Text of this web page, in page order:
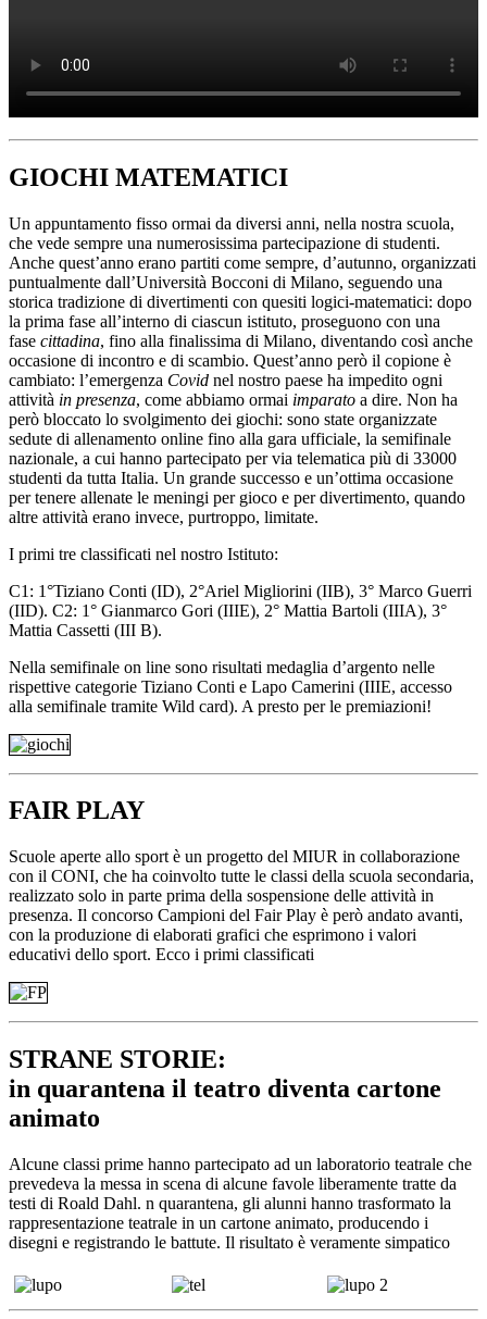
GIOCHI MATEMATICI
Un appuntamento fisso ormai da diversi anni, nella nostra scuola,
che vede sempre una numerosissima partecipazione di studenti.
Anche quest’anno erano partiti come sempre, d’autunno, organizzati
puntualmente dall’Università Bocconi di Milano, seguendo una
storica tradizione di divertimenti con quesiti logici-matematici: dopo
la prima fase all’interno di ciascun istituto, proseguono con una
fase cittadina, fino alla finalissima di Milano, diventando così anche
occasione di incontro e di scambio. Quest’anno però il copione è
cambiato: l’emergenza Covid nel nostro paese ha impedito ogni
attività in presenza, come abbiamo ormai imparato a dire. Non ha
però bloccato lo svolgimento dei giochi: sono state organizzate
sedute di allenamento online fino alla gara ufficiale, la semifinale
nazionale, a cui hanno partecipato per via telematica più di 33000
studenti da tutta Italia. Un grande successo e un’ottima occasione
per tenere allenate le meningi per gioco e per divertimento, quando
altre attività erano invece, purtroppo, limitate.
I primi tre classificati nel nostro Istituto:
C1: 1°Tiziano Conti (ID), 2°Ariel Migliorini (IIB), 3° Marco Guerri
(IID). C2: 1° Gianmarco Gori (IIIE), 2° Mattia Bartoli (IIIA), 3°
Mattia Cassetti (III B).
Nella semifinale on line sono risultati medaglia d’argento nelle
rispettive categorie Tiziano Conti e Lapo Camerini (IIIE, accesso
alla semifinale tramite Wild card). A presto per le premiazioni!
FAIR PLAY
Scuole aperte allo sport è un progetto del MIUR in collaborazione
con il CONI, che ha coinvolto tutte le classi della scuola secondaria,
realizzato solo in parte prima della sospensione delle attività in
presenza. Il concorso Campioni del Fair Play è però andato avanti,
con la produzione di elaborati grafici che esprimono i valori
educativi dello sport. Ecco i primi classificati
STRANE STORIE:
in quarantena il teatro diventa cartone
animato
Alcune classi prime hanno partecipato ad un laboratorio teatrale che
prevedeva la messa in scena di alcune favole liberamente tratte da
testi di Roald Dahl. n quarantena, gli alunni hanno trasformato la
rappresentazione teatrale in un cartone animato, producendo i
disegni e registrando le battute. Il risultato è veramente simpatico